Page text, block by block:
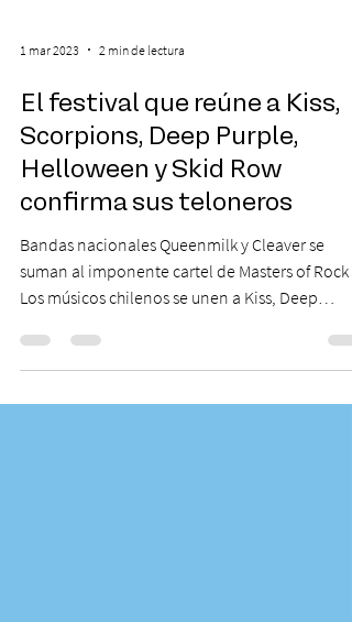
1 mar 2023 2 min de lectura
El festival que reúne a Kiss,
Scorpions, Deep Purple,
Helloween y Skid Row
confirma sus teloneros
suman al imponente cartel de Masters of Rock
Los músicos chilenos se unen a Kiss, Deep
Purple,...